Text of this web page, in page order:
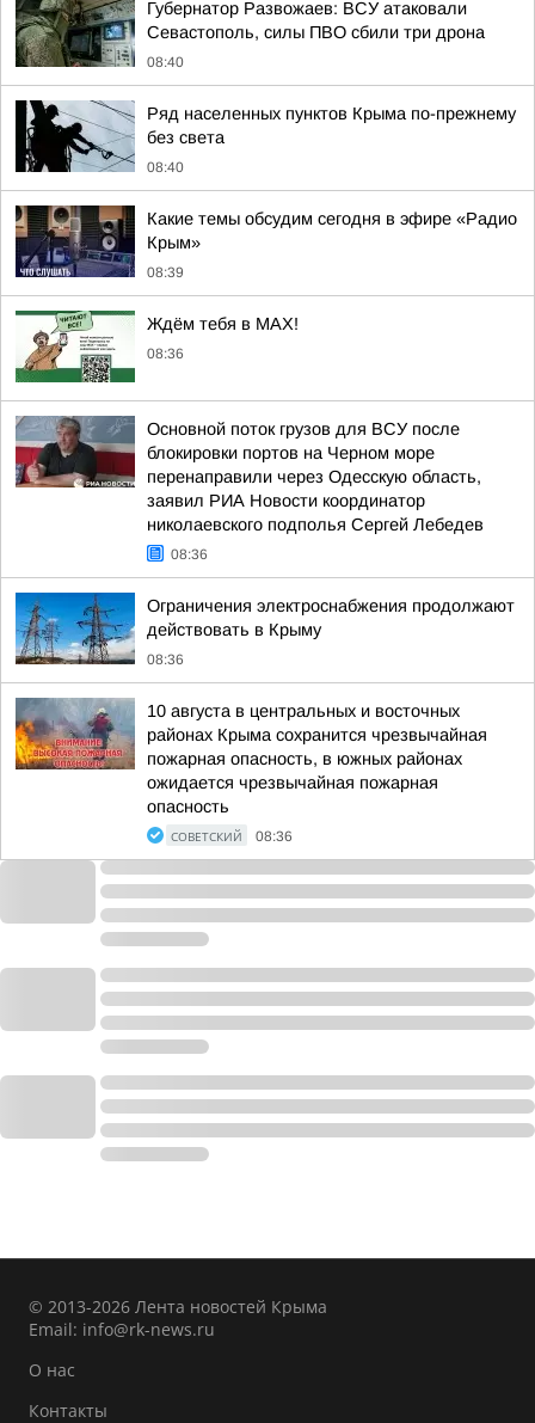
Губернатор Развожаев: ВСУ атаковали
Севастополь, силы ПВО сбили три дрона
08:40
Ряд населенных пунктов Крыма по-прежнему
без света
08:40
Какие темы обсудим сегодня в эфире «Радио
Крым»
08:39
Ждём тебя в MAX!
08:36
Основной поток грузов для ВСУ после
блокировки портов на Черном море
перенаправили через Одесскую область,
заявил РИА Новости координатор
николаевского подполья Сергей Лебедев
08:36
Ограничения электроснабжения продолжают
действовать в Крыму
08:36
10 августа в центральных и восточных
районах Крыма сохранится чрезвычайная
пожарная опасность, в южных районах
ожидается чрезвычайная пожарная
опасность
СОВЕТСКИЙ 08:36
© 2013-2026 Лента новостей Крыма
Email: info@rk-news.ru
О нас
Контакты